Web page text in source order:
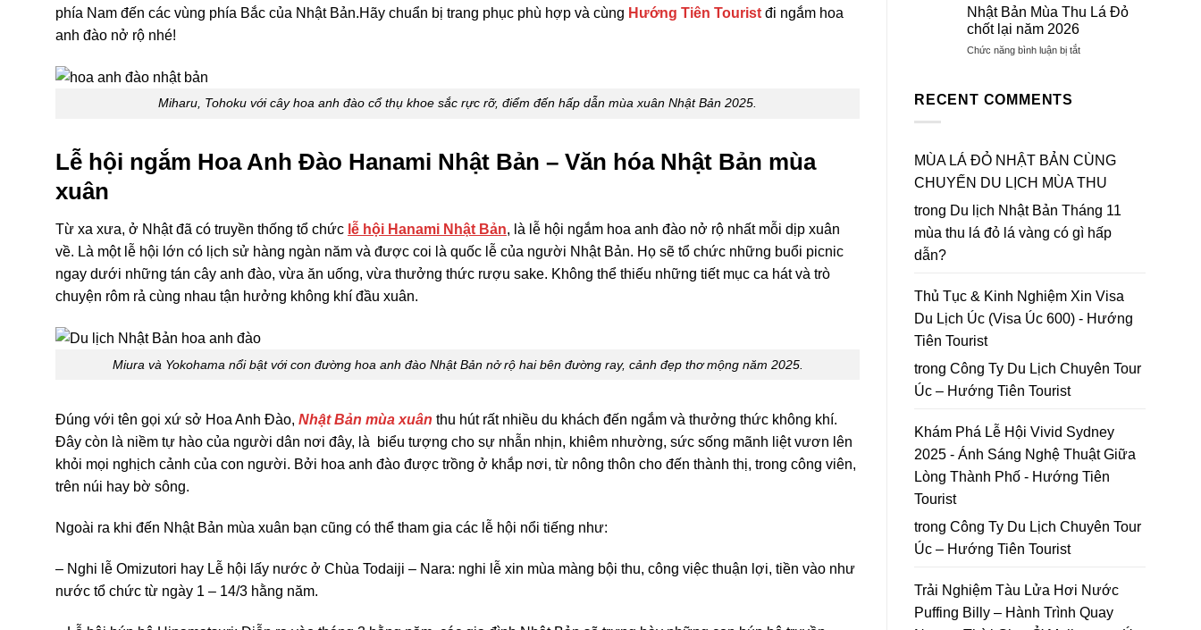
phía Nam đến các vùng phía Bắc của Nhật Bản.Hãy chuẩn bị trang phục phù hợp và cùng Hướng Tiên Tourist đi ngắm hoa
anh đào nở rộ nhé!
Miharu, Tohoku với cây hoa anh đào cổ thụ khoe sắc rực rỡ, điểm đến hấp dẫn mùa xuân Nhật Bản 2025.
Lễ hội ngắm Hoa Anh Đào Hanami Nhật Bản – Văn hóa Nhật Bản mùa
xuân
Từ xa xưa, ở Nhật đã có truyền thống tổ chức lễ hội Hanami Nhật Bản, là lễ hội ngắm hoa anh đào nở rộ nhất mỗi dịp xuân
về. Là một lễ hội lớn có lịch sử hàng ngàn năm và được coi là quốc lễ của người Nhật Bản. Họ sẽ tổ chức những buổi picnic
ngay dưới những tán cây anh đào, vừa ăn uống, vừa thưởng thức rượu sake. Không thể thiếu những tiết mục ca hát và trò
chuyện rôm rả cùng nhau tận hưởng không khí đầu xuân.
Miura và Yokohama nổi bật với con đường hoa anh đào Nhật Bản nở rộ hai bên đường ray, cảnh đẹp thơ mộng năm 2025.
Đúng với tên gọi xứ sở Hoa Anh Đào, Nhật Bản mùa xuân thu hút rất nhiều du khách đến ngắm và thưởng thức không khí.
Đây còn là niềm tự hào của người dân nơi đây, là biểu tượng cho sự nhẫn nhịn, khiêm nhường, sức sống mãnh liệt vươn lên
khỏi mọi nghịch cảnh của con người. Bởi hoa anh đào được trồng ở khắp nơi, từ nông thôn cho đến thành thị, trong công viên,
trên núi hay bờ sông.
Ngoài ra khi đến Nhật Bản mùa xuân bạn cũng có thể tham gia các lễ hội nổi tiếng như:
– Nghi lễ Omizutori hay Lễ hội lấy nước ở Chùa Todaiji – Nara: nghi lễ xin mùa màng bội thu, công việc thuận lợi, tiền vào như
nước tổ chức từ ngày 1 – 14/3 hằng năm.
Bính
&
to
hội
Anh
bản
Hoa
Mai
Anh
Đào
Nhật Bản Mùa Thu Lá Đỏ
chốt lại năm 2026
Chức năng bình luận bị tắtở
chốt
năm
RECENT COMMENTS
MÙA LÁ ĐỎ NHẬT BẢN CÙNG
CHUYẾN DU LỊCH MÙA THU
trong Du lịch Nhật Bản Tháng 11
mùa thu lá đỏ lá vàng có gì hấp
dẫn?
Thủ Tục & Kinh Nghiệm Xin Visa
Du Lịch Úc (Visa Úc 600) - Hướng
Tiên Tourist
trong Công Ty Du Lịch Chuyên Tour
Úc – Hướng Tiên Tourist
Khám Phá Lễ Hội Vivid Sydney
2025 - Ánh Sáng Nghệ Thuật Giữa
Lòng Thành Phố - Hướng Tiên
Tourist
trong Công Ty Du Lịch Chuyên Tour
Úc – Hướng Tiên Tourist
Trải Nghiệm Tàu Lửa Hơi Nước
Puffing Billy – Hành Trình Quay